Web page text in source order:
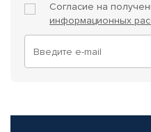
Согласие на
информационных